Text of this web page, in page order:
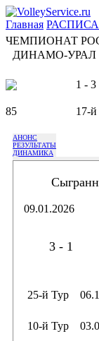
Главная
ЧЕМПИОНАТ
ДИНАМО-
1 - 3
85 17-
АНОНС
РЕЗУЛЬТАТЫ
ДИНАМИКА
09.01.2026
3 - 1
25-й Тур
10-й Тур